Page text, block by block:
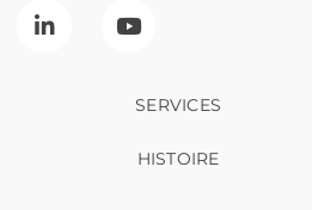
SERVICES
HISTOIRE